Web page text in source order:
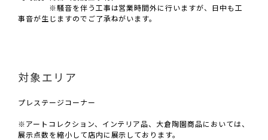
※騒音を伴う工事は営業時間外に行いますが、日中も工
事音が生じますのでご了承ねがいます。
対象エリア
プレステージコーナー
※アートコレクション、インテリア品、大倉陶園商品においては、
展示点数を縮小して店内に展示しております。